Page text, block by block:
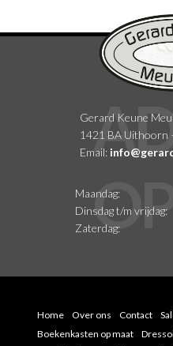
Gerard Keune
1421 BA Uithoorn
Email:
Maandag:
Dinsdag t/m vrijdag:
Zaterdag:
Home Over ons Contact
Boekenkasten op maat